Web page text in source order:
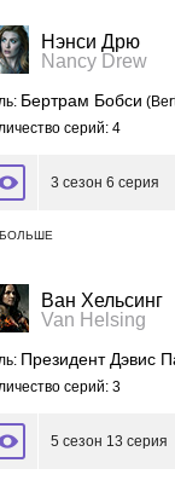
Нэнси Дрю
Nancy Drew
Бертрам Бобси
серий: 4
3 сезон 6 серия
Ван Хельсинг
Van Helsing
Президент Дэвис
серий: 3
5 сезон 13 серия